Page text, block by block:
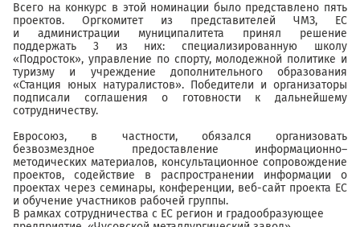
Всего на конкурс в этой номинации было представлено пять
проектов. Оргкомитет из представителей ЧМЗ, ЕС
и администрации муниципалитета принял решение
поддержать 3 из них: специализированную школу
«Подросток», управление по спорту, молодежной политике и
туризму и учреждение дополнительного образования
«Станция юных натуралистов». Победители и организаторы
подписали соглашения о готовности к дальнейшему
сотрудничеству.
Евросоюз, в частности, обязался организовать
безвозмездное предоставление информационно–
методических материалов, консультационное сопровождение
проектов, содействие в распространении информации о
проектах через семинары, конференции, веб-сайт проекта ЕС
и обучение участников рабочей группы.
В рамках сотрудничества с ЕС регион и градообразующее